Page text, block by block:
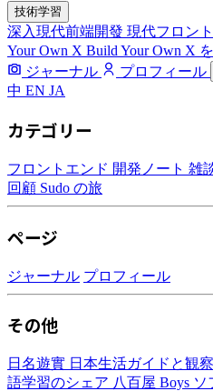
技術学習
深入現代前端開發 現代フロン
Your Own X Build Your Own X
ジャーナル
プロフィール
中 EN JA
カテゴリー
フロントエンド 開発ノート 雑
回顧 Sudo の旅
ページ
ジャーナル プロフィール
その他
日名遊實 日本生活ガイドと観察
語学習のシェア 八百屋 Boys ソ